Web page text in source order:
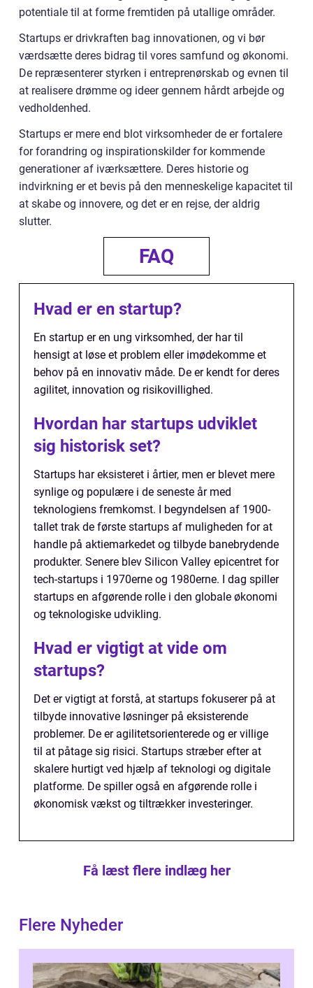
potentiale til at forme fremtiden på utallige områder.
Startups er drivkraften bag innovationen, og vi bør
værdsætte deres bidrag til vores samfund og økonomi.
De repræsenterer styrken i entreprenørskab og evnen til
at realisere drømme og ideer gennem hårdt arbejde og
vedholdenhed.
Startups er mere end blot virksomheder de er fortalere
for forandring og inspirationskilder for kommende
generationer af iværksættere. Deres historie og
indvirkning er et bevis på den menneskelige kapacitet til
at skabe og innovere, og det er en rejse, der aldrig
slutter.
FAQ
Hvad er en startup?
En startup er en ung virksomhed, der har til
hensigt at løse et problem eller imødekomme et
behov på en innovativ måde. De er kendt for deres
agilitet, innovation og risikovillighed.
Hvordan har startups udviklet
sig historisk set?
Startups har eksisteret i årtier, men er blevet mere
synlige og populære i de seneste år med
teknologiens fremkomst. I begyndelsen af 1900-
tallet trak de første startups af muligheden for at
handle på aktiemarkedet og tilbyde banebrydende
produkter. Senere blev Silicon Valley epicentret for
tech-startups i 1970erne og 1980erne. I dag spiller
startups en afgørende rolle i den globale økonomi
og teknologiske udvikling.
Hvad er vigtigt at vide om
startups?
Det er vigtigt at forstå, at startups fokuserer på at
tilbyde innovative løsninger på eksisterende
problemer. De er agilitetsorienterede og er villige
til at påtage sig risici. Startups stræber efter at
skalere hurtigt ved hjælp af teknologi og digitale
platforme. De spiller også en afgørende rolle i
økonomisk vækst og tiltrækker investeringer.
Få læst flere indlæg her
Flere Nyheder